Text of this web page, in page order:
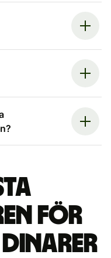
för
dinarer